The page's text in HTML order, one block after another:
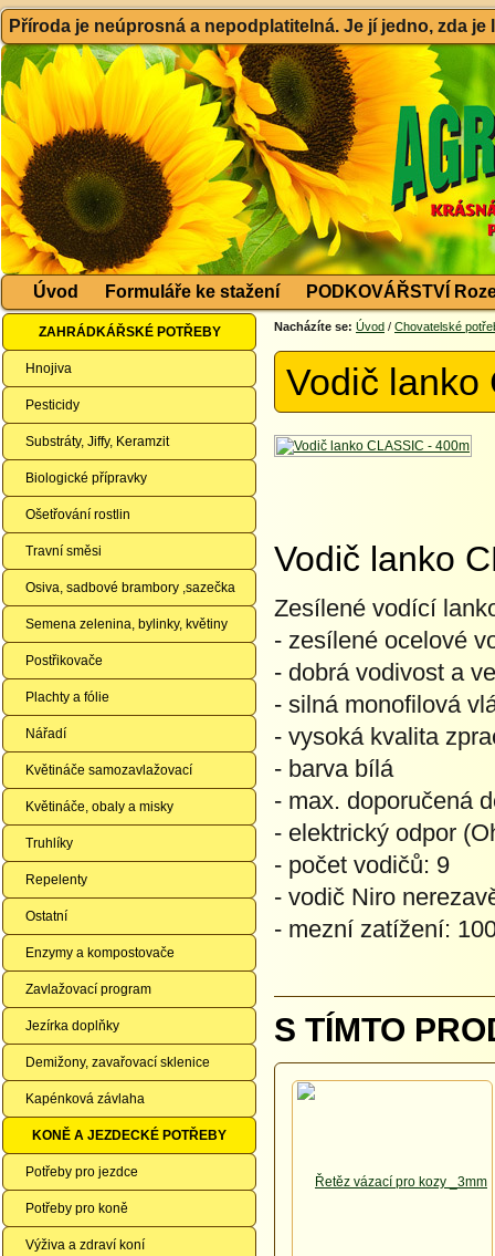
Příroda je neúprosná a nepodplatitelná. Je jí jedno, zda
Úvod Formuláře ke stažení PODKOVÁŘSTVÍ
ZAHRÁDKÁŘSKÉ POTŘEBY
Hnojiva
Pesticidy
Substráty, Jiffy, Keramzit
Biologické přípravky
Ošetřování rostlin
Travní směsi
Osiva, sadbové brambory ,sazečka
Semena zelenina, bylinky, květiny
Postřikovače
Plachty a fólie
Nářadí
Květináče samozavlažovací
Květináče, obaly a misky
Truhlíky
Repelenty
Ostatní
Enzymy a kompostovače
Zavlažovací program
Jezírka doplňky
Demižony, zavařovací sklenice
Kapénková závlaha
KONĚ A JEZDECKÉ POTŘEBY
Potřeby pro jezdce
Potřeby pro koně
Výživa a zdraví koní
Nacházíte se: Úvod / Chovatelské
Vodič lanko
Vodič lanko
Zesílené vodící
- zesílené ocelové
- dobrá vodivost a
- silná monofilová
- vysoká kvalita
- barva bílá
- max. doporučená
- elektrický odpor
- počet vodičů: 9
- vodič Niro
- mezní zatížení:
S TÍMTO